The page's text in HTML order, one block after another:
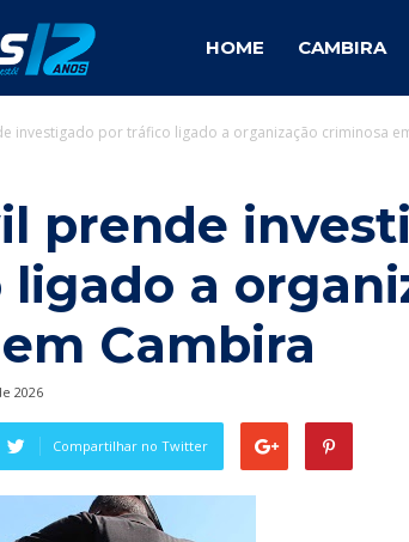
Cambira
Notícias
HOME CAMBIRA
investigado por tráfico ligado a organização criminosa
prende
a
Cambira
2026
Compartilhar no Twitter